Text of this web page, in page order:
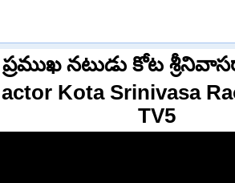
ప్రముఖ నటుడు కోట
Kota Srinivasa
TV5